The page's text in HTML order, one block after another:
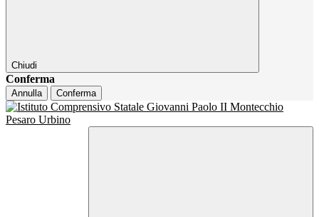
Chiudi
Conferma
Annulla Conferma